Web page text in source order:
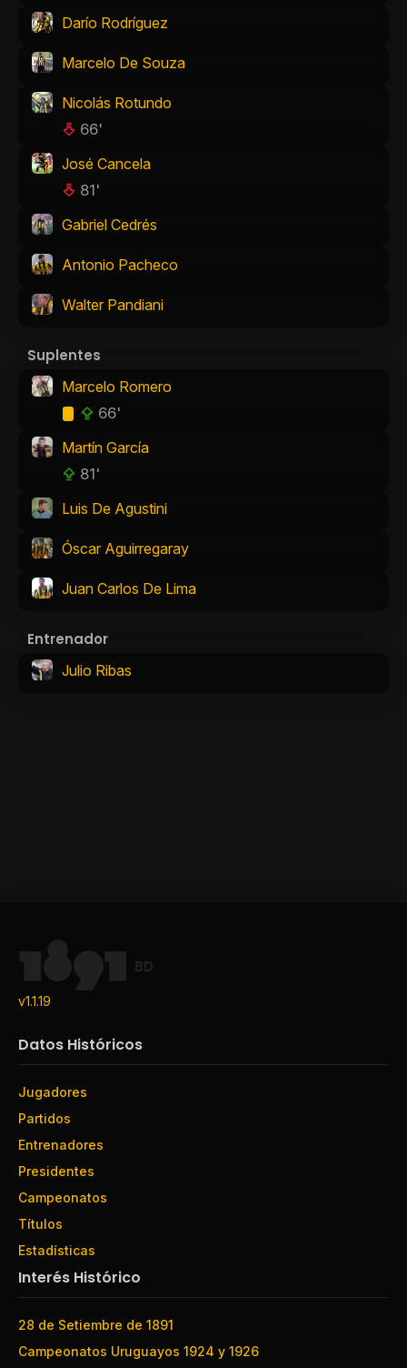
Darío Rodríguez
Marcelo De Souza
Nicolás Rotundo
66'
José Cancela
81'
Gabriel Cedrés
Antonio Pacheco
Walter Pandiani
Suplentes
Marcelo Romero
66'
Martín García
81'
Luis De Agustini
Óscar Aguirregaray
Juan Carlos De Lima
Entrenador
Julio Ribas
BD
v1.1.19
Datos Históricos
Jugadores
Partidos
Entrenadores
Presidentes
Campeonatos
Títulos
Estadísticas
Interés Histórico
28 de Setiembre de 1891
Campeonatos Uruguayos 1924 y 1926